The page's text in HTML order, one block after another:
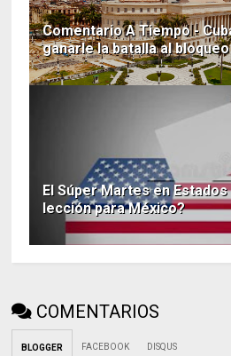
Comentario A Tiempo -
ganarle la batalla al
El Súper Martes en Estados
lección para México?
COMENTARIOS
BLOGGER FACEBOOK DISQUS